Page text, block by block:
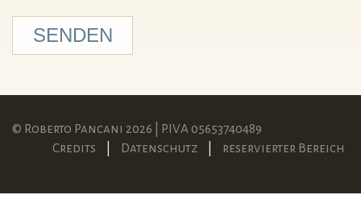
SENDEN
© Roberto Pancani 2026 | P.IVA 05653740489
Credits
Datenschutz reservierter Bereich